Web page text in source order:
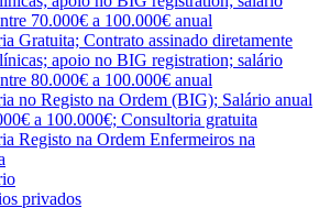
70.000€ a 100.000€ anual
Gratuita; Contrato assinado diretamente
apoio no BIG registration; salário
80.000€ a 100.000€ anual
no Registo na Ordem (BIG); Salário anual
a 100.000€; Consultoria gratuita
Registo na Ordem Enfermeiros na
privados